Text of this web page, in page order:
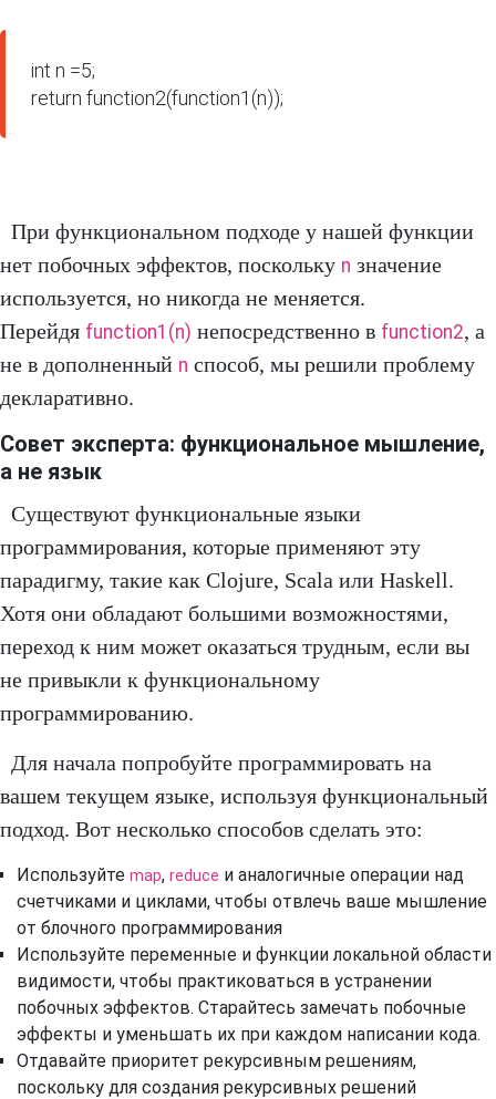
int n =5;
return function2(function1(n));
При функциональном подходе у нашей функции
нет побочных эффектов, поскольку n значение
используется, но никогда не меняется.
Перейдя function1(n) непосредственно в function2, а
не в дополненный n способ, мы решили проблему
декларативно.
Совет эксперта: функциональное мышление,
а не язык
Существуют функциональные языки
программирования, которые применяют эту
парадигму, такие как Clojure, Scala или Haskell.
Хотя они обладают большими возможностями,
переход к ним может оказаться трудным, если вы
не привыкли к функциональному
программированию.
Для начала попробуйте программировать на
вашем текущем языке, используя функциональный
подход. Вот несколько способов сделать это:
Используйте map, reduce и аналогичные операции над
счетчиками и циклами, чтобы отвлечь ваше мышление
от блочного программирования
Используйте переменные и функции локальной области
видимости, чтобы практиковаться в устранении
побочных эффектов. Старайтесь замечать побочные
эффекты и уменьшать их при каждом написании кода.
Отдавайте приоритет рекурсивным решениям,
поскольку для создания рекурсивных решений